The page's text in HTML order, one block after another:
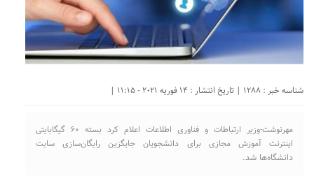
شناسه خبر : 1288 | تاریخ انتشار : 14 فوریه 2021 - 11:15 |
مهرنوشت-وزیر ارتباطات و فناوری اطلاعات اعلام کرد بسته ۶۰ گیگابایتی
اینترنت آموزش مجازی برای دانشجویان جایگزین رایگان‌سازی سایت
دانشگاه‌ها شد.